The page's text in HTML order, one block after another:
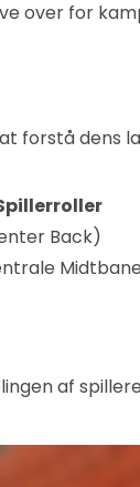
over for
forstå dens
Back)
af